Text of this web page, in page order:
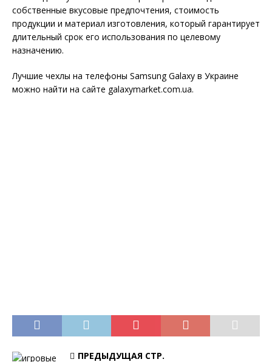
собственные вкусовые предпочтения, стоимость
продукции и материал изготовления, который гарантирует
длительный срок его использования по целевому
назначению.
Лучшие чехлы на телефоны Samsung Galaxy в Украине
можно найти на сайте galaxymarket.com.ua.
ПРЕДЫДУЩАЯ СТР.